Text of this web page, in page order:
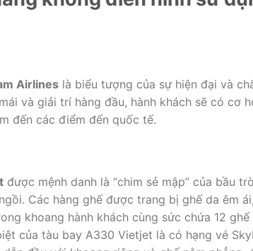
Airlines là biểu tượng của sự hiện đại và
và giải trí hàng đầu, hành khách sẽ có cơ
đến các điểm đến quốc tế.
được mệnh danh là “chim sẻ mập” của bầu
Các hàng ghế được trang bị ghế da êm
khoang hành khách cùng sức chứa 12
của tàu bay A330 Vietjet là có hạng vé